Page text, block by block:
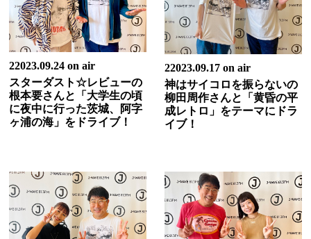
22023.09.24 on air
スターダスト☆レビューの
根本要さんと「大学生の頃
に夜中に行った茨城、阿字
ヶ浦の海」をドライブ！
22023.09.17 on air
神はサイコロを振らないの
柳田周作さんと「黄昏の平
成レトロ」をテーマにドラ
イブ！